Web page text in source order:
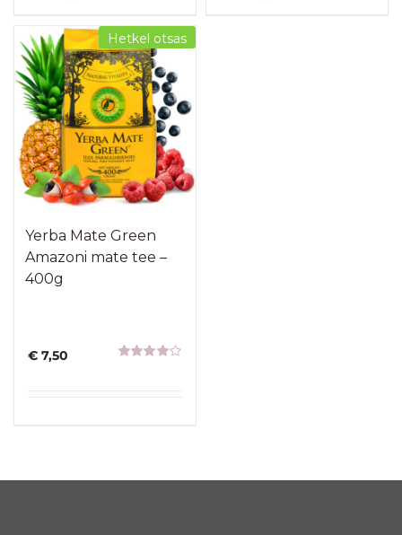
Hetkel otsas
Yerba Mate Green
Amazoni mate tee –
400g
€ 7,50